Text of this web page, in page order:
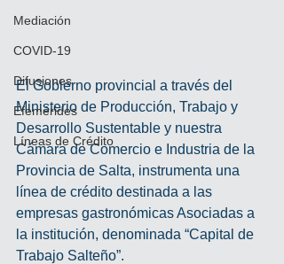
Mediación
COVID-19
Difusiones
Efemérides
Líneas de Crédito
El Gobierno provincial a través del
Ministerio de Producción, Trabajo y
Desarrollo Sustentable y nuestra
Cámara de Comercio e Industria de la
Provincia de Salta, instrumenta una
línea de crédito destinada a las
empresas gastronómicas Asociadas a
la institución, denominada “Capital de
Trabajo Salteño”.